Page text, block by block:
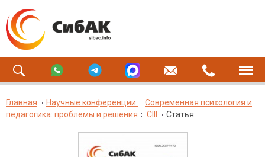
Главная Научные конференции
Современная психология и
педагогика: проблемы и решения
CIII Статья